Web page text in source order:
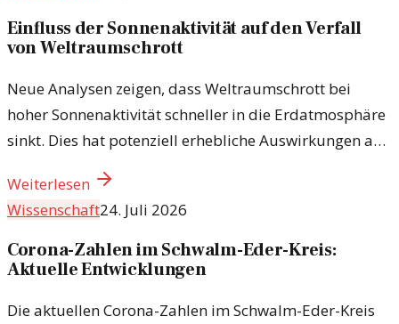
Einfluss der Sonnenaktivität auf den Verfall
von Weltraumschrott
Neue Analysen zeigen, dass Weltraumschrott bei
hoher Sonnenaktivität schneller in die Erdatmosphäre
sinkt. Dies hat potenziell erhebliche Auswirkungen auf
Weiterlesen
Wissenschaft24. Juli 2026
Corona-Zahlen im Schwalm-Eder-Kreis:
Aktuelle Entwicklungen
Die aktuellen Corona-Zahlen im Schwalm-Eder-Kreis